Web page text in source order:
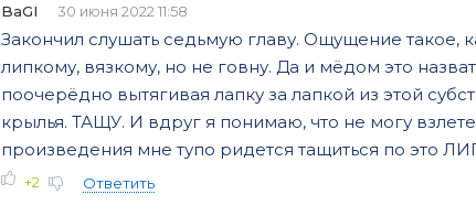
BaGI 30 июня 2022 11:58
Закончил слушать седьмую главу. Ощущение такое,
липкому, вязкому, но не говну. Да и мёдом это
поочерёдно вытягивая лапку за лапкой из этой
крылья. ТАЩУ. И вдруг я понимаю, что не могу
произведения мне тупо ридется тащиться по это
+2 Ответить